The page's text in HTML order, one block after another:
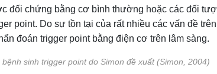
đối chứng bằng cơ bình thường hoặc các đối
point. Do sự tồn tại của rất nhiều các vấn đề
đoán trigger point bằng điện cơ trên lâm sàng.
sinh trigger point do Simon đề xuất (Simon, 2004)